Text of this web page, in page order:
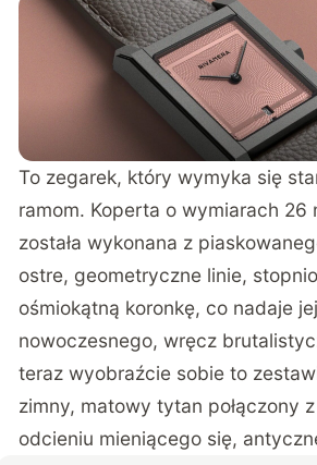
To zegarek, który wymyka się
ramom. Koperta o wymiarach 26
została wykonana z
ostre, geometryczne linie,
ośmiokątną koronkę, co nadaje
nowoczesnego, wręcz
teraz wyobraźcie sobie to
zimny, matowy tytan połączony
odcieniu mieniącego się,